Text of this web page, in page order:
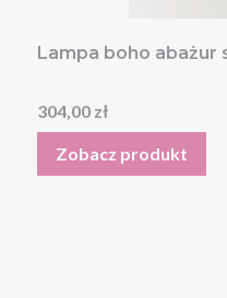
Cena
304,00 zł
Zobacz produkt